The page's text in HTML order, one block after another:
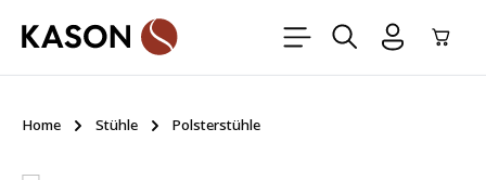
Zum Hauptinhalt springen
Home Stühle Polsterstühle